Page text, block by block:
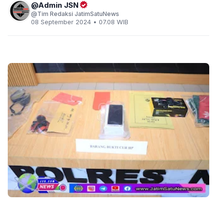
Admin JSN
Tim Redaksi JatimSatuNews
08 September 2024 • 07.08 WIB